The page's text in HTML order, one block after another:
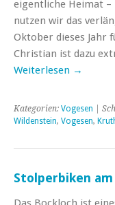
eigentliche Heimat –
nutzen wir das
Oktober dieses Jahr
Christian ist dazu
Weiterlesen →
Kategorien: Vogesen |
Wildenstein, Vogesen,
Stolperbiken am